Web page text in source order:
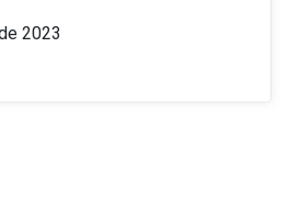
2023